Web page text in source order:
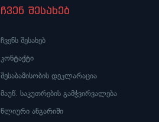
ჩვენ შესახებ
ჩვენს შესახებ
კონტაქტი
შესაბამისობის დეკლარაცია
მაუწ. საკუთრების გამჭვირვალება
წლიური ანგარიში